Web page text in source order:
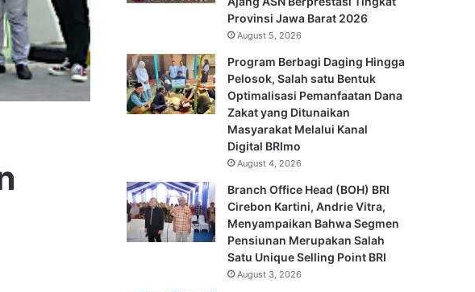
Provinsi Jawa Barat 2026
August 5, 2026
Program Berbagi Daging Hingga
Pelosok, Salah satu Bentuk
Optimalisasi Pemanfaatan Dana
Zakat yang Ditunaikan
Masyarakat Melalui Kanal
Digital BRImo
August 4, 2026
Branch Office Head (BOH) BRI
Cirebon Kartini, Andrie Vitra,
Menyampaikan Bahwa Segmen
Pensiunan Merupakan Salah
Satu Unique Selling Point BRI
August 3, 2026